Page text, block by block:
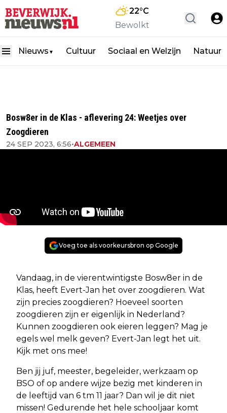
22°C
Bewolkt
Nieuws ▼ Cultuur Sociaal en Welzijn Natuur
Bosw8er in de Klas - aflevering 24: Weetjes over
Zoogdieren
24 SEP 2023, 6:56•ALGEMEEN
Voeg toe als voorkeursbron op Google
Vandaag, in de vierentwintigste Bosw8er in de
Klas, heeft Evert-Jan het over zoogdieren. Wat
zijn precies zoogdieren? Hoeveel soorten
zoogdieren zijn er eigenlijk in Nederland?
Kunnen zoogdieren ook eieren leggen? Mag je
egels wel melk geven? Evert-Jan legt het uit.
Kijk met ons mee!
Ben jij juf, meester, begeleider, werkzaam op
BSO of op andere wijze bezig met kinderen in
de leeftijd van 6 tm 11 jaar? Dan wil je dit niet
missen! Gedurende het hele schooljaar komt